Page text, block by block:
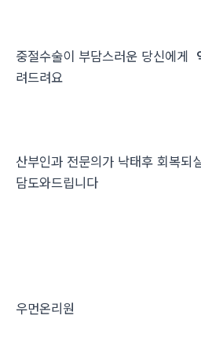
중절수술이 부담스러운 당신에게
려드려요
산부인과 전문의가 낙태후 회복되
담도와드립니다
우먼온리원